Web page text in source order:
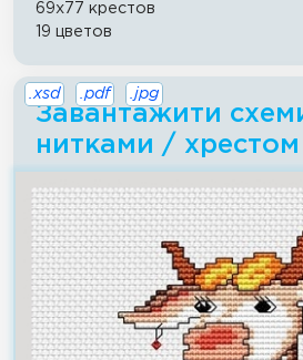
69x77 крестов
19 цветов
Завантажити
нитками /
.xsd .pdf .jpg